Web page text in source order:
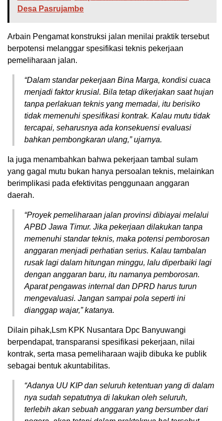
Desa Pasrujambe
Arbain Pengamat konstruksi jalan menilai praktik tersebut
berpotensi melanggar spesifikasi teknis pekerjaan
pemeliharaan jalan.
“Dalam standar pekerjaan Bina Marga, kondisi cuaca
menjadi faktor krusial. Bila tetap dikerjakan saat hujan
tanpa perlakuan teknis yang memadai, itu berisiko
tidak memenuhi spesifikasi kontrak. Kalau mutu tidak
tercapai, seharusnya ada konsekuensi evaluasi
bahkan pembongkaran ulang,” ujarnya.
Ia juga menambahkan bahwa pekerjaan tambal sulam
yang gagal mutu bukan hanya persoalan teknis, melainkan
berimplikasi pada efektivitas penggunaan anggaran
daerah.
“Proyek pemeliharaan jalan provinsi dibiayai melalui
APBD Jawa Timur. Jika pekerjaan dilakukan tanpa
memenuhi standar teknis, maka potensi pemborosan
anggaran menjadi perhatian serius. Kalau tambalan
rusak lagi dalam hitungan minggu, lalu diperbaiki lagi
dengan anggaran baru, itu namanya pemborosan.
Aparat pengawas internal dan DPRD harus turun
mengevaluasi. Jangan sampai pola seperti ini
dianggap wajar,” katanya.
Dilain pihak,Lsm KPK Nusantara Dpc Banyuwangi
berpendapat, transparansi spesifikasi pekerjaan, nilai
kontrak, serta masa pemeliharaan wajib dibuka ke publik
sebagai bentuk akuntabilitas.
“Adanya UU KIP dan seluruh ketentuan yang di dalam
nya sudah sepatutnya di lakukan oleh seluruh,
terlebih akan sebuah anggaran yang bersumber dari